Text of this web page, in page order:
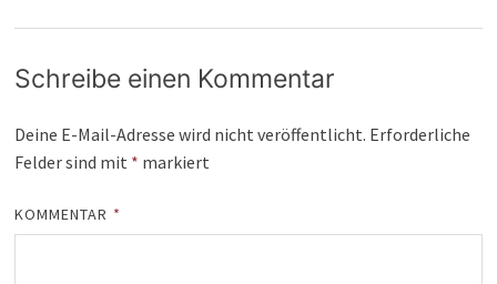
Schreibe einen Kommentar
Deine E-Mail-Adresse wird nicht veröffentlicht. Erforderliche
Felder sind mit * markiert
KOMMENTAR *